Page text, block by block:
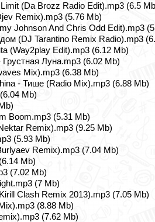
(Da Brozz Radio Edit).mp3 (6.5
Remix).mp3 (5.76 Mb)
Johnson And Chris Odd Edit).mp3
(DJ Tarantino Remix Radio).mp3
(Way2play Edit).mp3 (6.12 Mb)
Луна.mp3 (6.02 Mb)
Mix).mp3 (6.38 Mb)
- Тише (Radio Mix).mp3 (6.88 Mb)
Mb)
Boom.mp3 (5.31 Mb)
Remix).mp3 (9.25 Mb)
(5.93 Mb)
Remix).mp3 (7.04 Mb)
Mb)
(7.02 Mb)
(7 Mb)
Clash Remix 2013).mp3 (7.05 Mb)
(8.88 Mb)
(7.62 Mb)